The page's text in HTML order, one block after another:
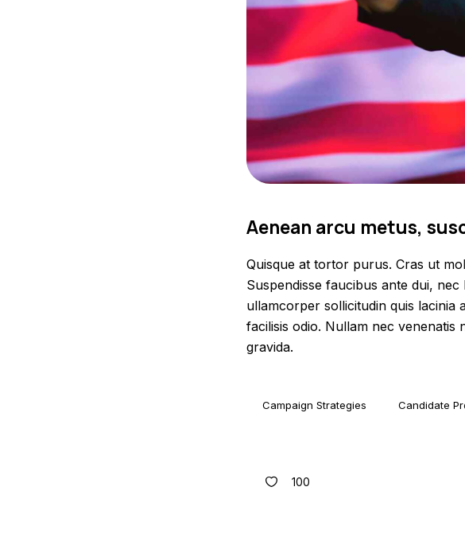
Aenean arcu metus,
Quisque at tortor purus. Cras ut
Suspendisse faucibus ante dui,
ullamcorper sollicitudin quis lacinia
facilisis odio. Nullam nec venenatis
gravida.
Campaign Strategies Candidate
100